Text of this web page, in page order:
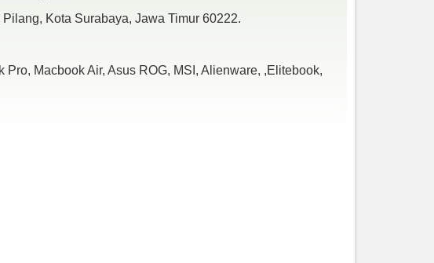
Kota Surabaya, Jawa Timur 60222.
Macbook Air, Asus ROG, MSI, Alienware, ,Elitebook,